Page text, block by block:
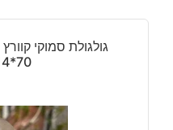
70*14*52 מ"מ